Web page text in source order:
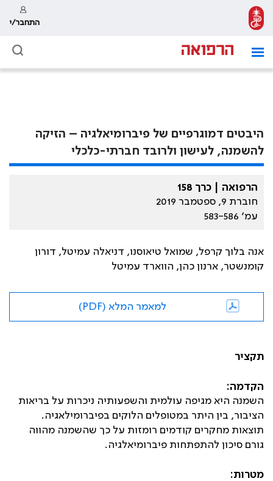
התחבר/י
היבטים דמוגרפיים של פיברומיאלגיה – הזיקה
להשמנה, לעישון ולרובד חברתי-כלכלי
הרפואה | כרך 158
חוברת 9, ספטמבר 2019
עמ׳ 583-586
אנה בלוך קרפל, שמואל טיאוסנו, דניאלה עמיטל, דורון
קומנשטר, ארנון כהן, הווארד עמיטל
למאמר המלא (PDF)
תקציר
הקדמה:
השמנה היא מגיפה עולמית והשפעותיה ניכרות על בריאות
הציבור, בין היתר במטופלים הלוקים בפיברומילאגיה.
תוצאות מחקרים קודמים רומזות על כך שהשמנה מהווה
גורם סיכון להתפתחות פיברומיאלגיה.
מטרות: